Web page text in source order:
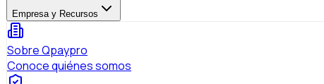
Empresa y Recursos
Sobre Qpaypro
Conoce quiénes somos